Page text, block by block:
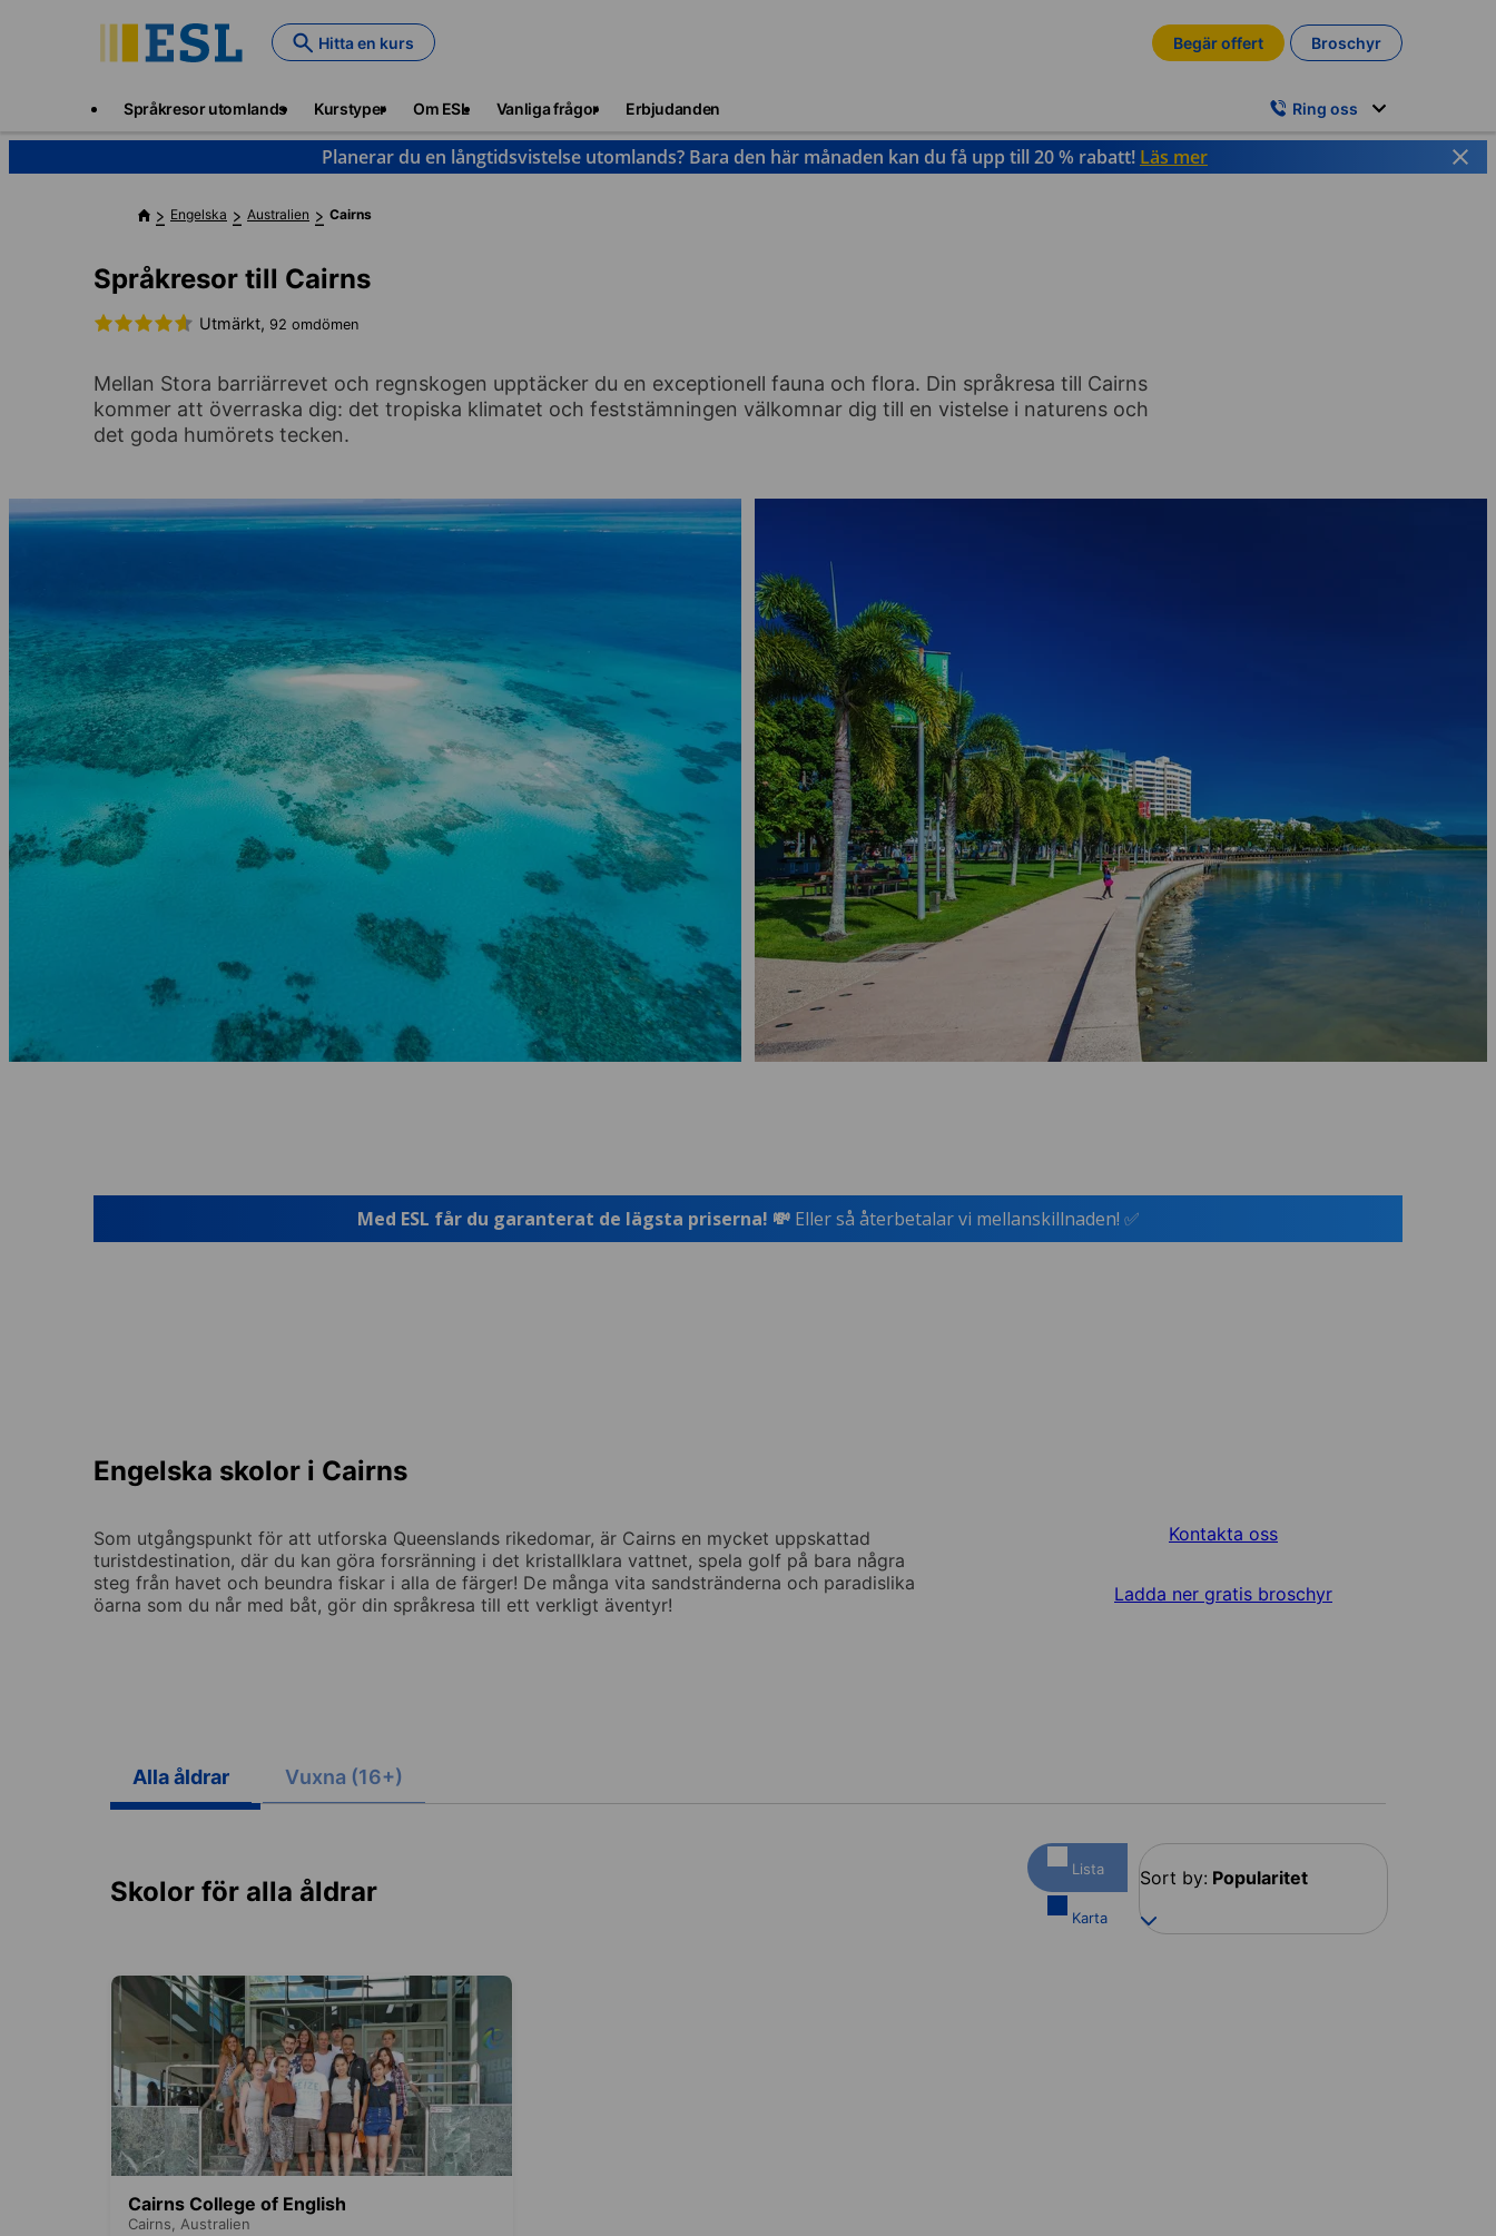
Hitta en kurs Begär offert Broschyr
Språkresor utomlands Kurstyper Om ESL Vanliga frågor Erbjudanden Ring oss
Planerar du en långtidsvistelse utomlands? Bara den här månaden kan du få upp till 20 % rabatt! Läs mer
Engelska Australien Cairns
Språkresor till Cairns
Utmärkt, 92 omdömen
Mellan Stora barriärrevet och regnskogen upptäcker du en exceptionell fauna och flora. Din språkresa till Cairns
kommer att överraska dig: det tropiska klimatet och feststämningen välkomnar dig till en vistelse i naturens och
det goda humörets tecken.
Med ESL får du garanterat de lägsta priserna! 💸Eller så återbetalar vi mellanskillnaden! ✅
Engelska skolor i Cairns
Som utgångspunkt för att utforska Queenslands rikedomar, är Cairns en mycket uppskattad
turistdestination, där du kan göra forsränning i det kristallklara vattnet, spela golf på bara några
steg från havet och beundra fiskar i alla de färger! De många vita sandstränderna och paradislika
öarna som du når med båt, gör din språkresa till ett verkligt äventyr!
Kontakta oss
Ladda ner gratis broschyr
Alla åldrar Vuxna (16+)
Skolor för alla åldrar
Lista
Karta
Sort by: Popularitet
Cairns College of English
Cairns, Australien